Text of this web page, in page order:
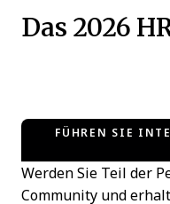
Das2026
FÜHREN SIE
Werden Sie Teil der
Community und